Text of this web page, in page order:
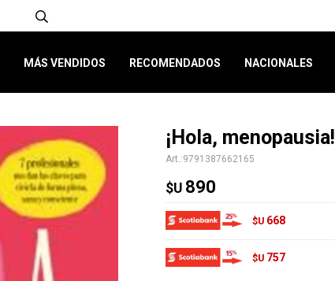
MÁS VENDIDOS RECOMENDADOS NACIONALES
¡Hola, menopausia!
9791387662165
$U 890
$U 668
$U 757